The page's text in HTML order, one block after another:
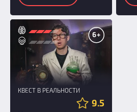
6+
КВЕСТ В РЕАЛЬНОСТИ
9.5